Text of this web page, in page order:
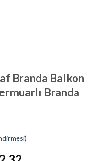
Branda Balkon
Branda